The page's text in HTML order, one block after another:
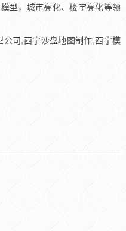
型，城市亮化、楼宇亮化等领
司,西宁沙盘地图制作,西宁模